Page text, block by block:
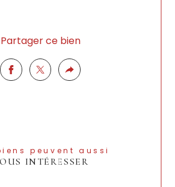
Partager ce bien
biens peuvent aussi
INTÉRESSER